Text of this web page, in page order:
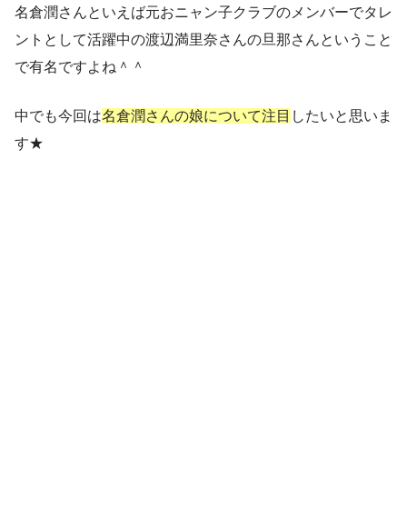
名倉潤さんといえば元おニャン子クラブのメンバーでタレ
ントとして活躍中の渡辺満里奈さんの旦那さんということ
で有名ですよね＾＾
中でも今回は名倉潤さんの娘について注目 したいと思いま
す★